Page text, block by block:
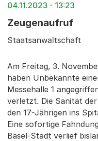
04.11.2023 - 13:23
Zeugenaufruf
Staatsanwaltschaft
Am Freitag, 3.
haben Unbekannte
Messehalle 1
verletzt. Die Sanität
den 17-Jährigen ins
Eine sofortige
Basel-Stadt verlief